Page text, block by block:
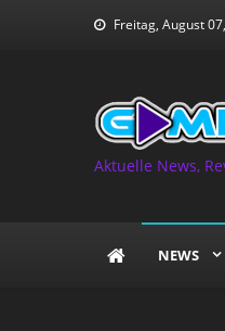
Freitag, August
Aktuelle News,
NEWS